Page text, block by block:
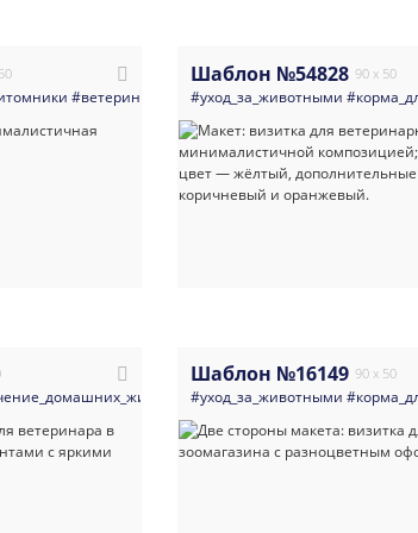
#ветеринария #современные#яркие #визитка
Шаблон №54828 90 x 50
#уход_за_животными
Шаблон №16149 90 x 50
#уход_за_животными